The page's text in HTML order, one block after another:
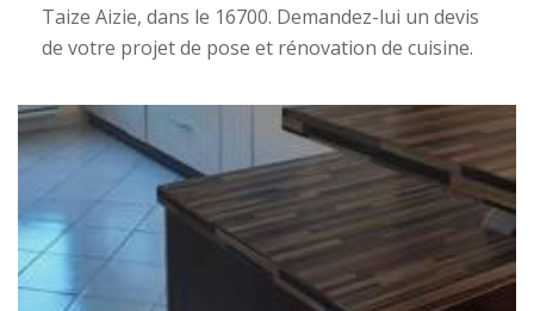
Taize Aizie, dans le 16700. Demandez-lui un devis
de votre projet de pose et rénovation de cuisine.